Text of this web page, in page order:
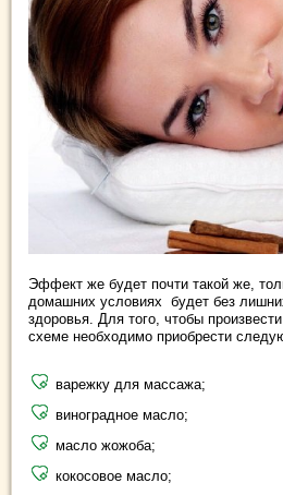
Эффект же будет почти такой же,
домашних условиях будет без
здоровья. Для того, чтобы
схеме необходимо приобрести
варежку для массажа;
виноградное масло;
масло жожоба;
кокосовое масло;